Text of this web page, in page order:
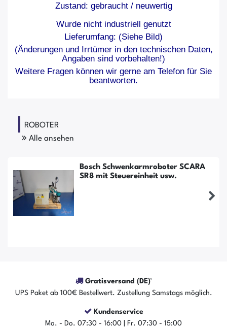
Zustand: gebraucht / neuwertig
Wurde nicht industriell genutzt
Lieferumfang: (Siehe Bild)
(Änderungen und Irrtümer in den technischen Daten,
Angaben sind vorbehalten!)
Weitere Fragen können wir gerne am Telefon für Sie
beantworten.
ROBOTER
Alle ansehen
Bosch Schwenkarmroboter SCARA
SR8 mit Steuereinheit usw.
Der Artikel ist sofort verfügbar
Gratisversand (DE)¹
UPS Paket ab 100€ Bestellwert. Zustellung Samstags möglich.
Kundenservice
Mo. - Do. 07:30 - 16:00 | Fr. 07:30 - 15:00